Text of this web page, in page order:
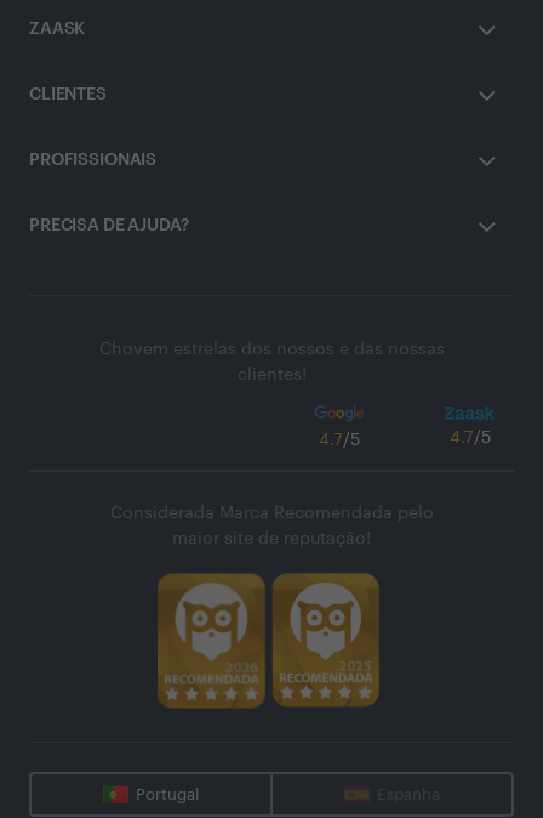
ZAASK
CLIENTES
PROFISSIONAIS
PRECISA DE AJUDA?
Chovem estrelas dos nossos e das nossas
clientes!
4.7/5 4.7/5
Considerada Marca Recomendada pelo
maior site de reputação!
Portugal Espanha